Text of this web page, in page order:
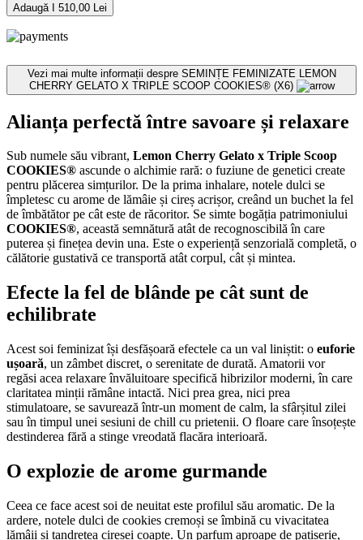
Adaugă I 510,00 Lei
Vezi mai multe informații despre SEMINȚE FEMINIZATE LEMON
CHERRY GELATO X TRIPLE SCOOP COOKIES® (X6)
Alianța perfectă între savoare și relaxare
Sub numele său vibrant, Lemon Cherry Gelato x Triple Scoop
COOKIES® ascunde o alchimie rară: o fuziune de genetici create
pentru plăcerea simțurilor. De la prima inhalare, notele dulci se
împletesc cu arome de lămâie și cireș acrișor, creând un buchet la fel
de îmbătător pe cât este de răcoritor. Se simte bogăția patrimoniului
COOKIES®, această semnătură atât de recognoscibilă în care
puterea și finețea devin una. Este o experiență senzorială completă, o
călătorie gustativă ce transportă atât corpul, cât și mintea.
Efecte la fel de blânde pe cât sunt de
echilibrate
Acest soi feminizat își desfășoară efectele ca un val liniștit: o euforie
ușoară, un zâmbet discret, o serenitate de durată. Amatorii vor
regăsi acea relaxare învăluitoare specifică hibrizilor moderni, în care
claritatea minții rămâne intactă. Nici prea grea, nici prea
stimulatoare, se savurează într-un moment de calm, la sfârșitul zilei
sau în timpul unei sesiuni de chill cu prietenii. O floare care însoțește
destinderea fără a stinge vreodată flacăra interioară.
O explozie de arome gurmande
Ceea ce face acest soi de neuitat este profilul său aromatic. De la
ardere, notele dulci de cookies cremoși se îmbină cu vivacitatea
lămâii și tandrețea cireșei coapte. Un parfum aproape de patiserie,